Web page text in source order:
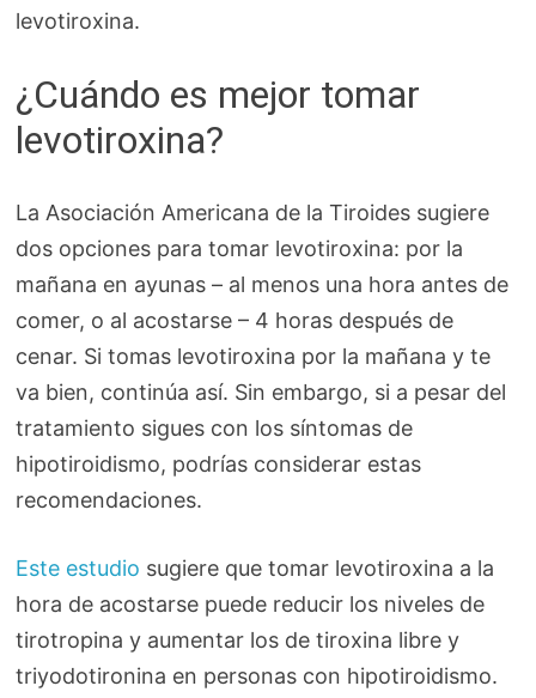
levotiroxina.
¿Cuándo es mejor tomar
levotiroxina?
La Asociación Americana de la Tiroides sugiere
dos opciones para tomar levotiroxina: por la
mañana en ayunas – al menos una hora antes de
comer, o al acostarse – 4 horas después de
cenar. Si tomas levotiroxina por la mañana y te
va bien, continúa así. Sin embargo, si a pesar del
tratamiento sigues con los síntomas de
hipotiroidismo, podrías considerar estas
recomendaciones.
Este estudio sugiere que tomar levotiroxina a la
hora de acostarse puede reducir los niveles de
tirotropina y aumentar los de tiroxina libre y
triyodotironina en personas con hipotiroidismo.